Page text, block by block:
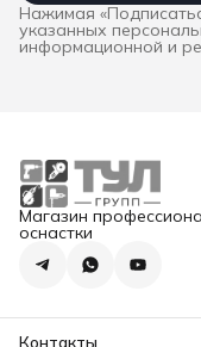
Нажимая
указанных
информационной и
Магазин
оснастки
Контакты